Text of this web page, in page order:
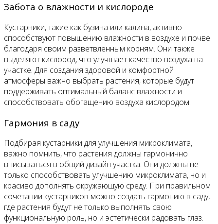
Забота о влажности и кислороде
Кустарники, такие как бузина или калина, активно
способствуют повышению влажности в воздухе и почве
благодаря своим разветвленным корням. Они также
выделяют кислород, что улучшает качество воздуха на
участке. Для создания здоровой и комфортной
атмосферы важно выбрать растения, которые будут
поддерживать оптимальный баланс влажности и
способствовать обогащению воздуха кислородом.
Гармония в саду
Подбирая кустарники для улучшения микроклимата,
важно помнить, что растения должны гармонично
вписываться в общий дизайн участка. Они должны не
только способствовать улучшению микроклимата, но и
красиво дополнять окружающую среду. При правильном
сочетании кустарников можно создать гармонию в саду,
где растения будут не только выполнять свою
функциональную роль, но и эстетически радовать глаз.